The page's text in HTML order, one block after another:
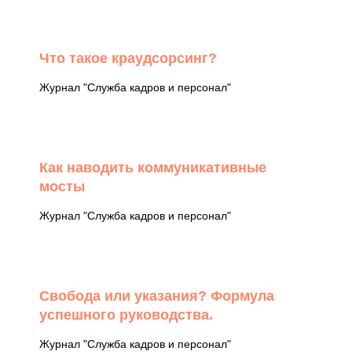
Что такое краудсорсинг?
Журнал "Служба кадров и персонал"
Как наводить коммуникативные
мосты
Журнал "Служба кадров и персонал"
Свобода или указания? Формула
успешного руководства.
Журнал "Служба кадров и персонал"